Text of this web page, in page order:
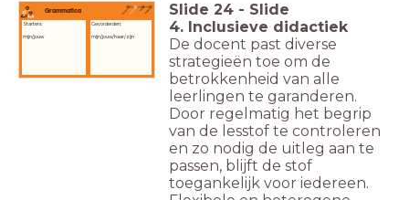
Grammatica
Gevorderden:
mijn/jouw/haar/zijn
Starters:
mijn/jouw
Slide 24 - Slide
4. Inclusieve didactiek
De docent past diverse
strategieën toe om de
betrokkenheid van alle
leerlingen te garanderen.
Door regelmatig het begrip
van de lesstof te controleren
en zo nodig de uitleg aan te
passen, blijft de stof
toegankelijk voor iedereen.